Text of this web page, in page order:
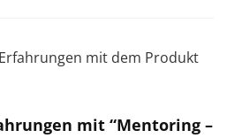
mit dem Produkt
mit “Mentoring –